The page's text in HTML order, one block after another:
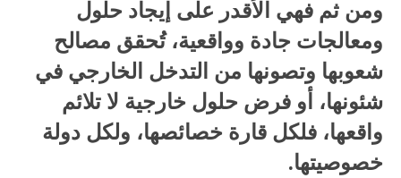
ومن ثم فهي الأقدر على إيجاد حلول
ومعالجات جادة وواقعية، تُحقق مصالح
شعوبها وتصونها من التدخل الخارجي في
شئونها، أو فرض حلول خارجية لا تلائم
واقعها، فلكل قارة خصائصها، ولكل دولة
خصوصيتها.